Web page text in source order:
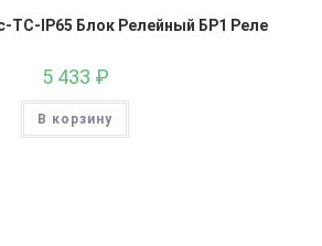
ТС-IP65 Блок Релейный БР1 Реле
5 433 ₽
В корзину